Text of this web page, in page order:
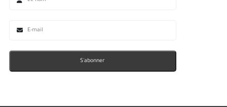
S'abonner